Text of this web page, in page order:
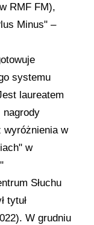
RMF FM),
Minus" –
systemu
laureatem
nagrody
wyróżnienia w
w
Słuchu
tytuł
W grudniu